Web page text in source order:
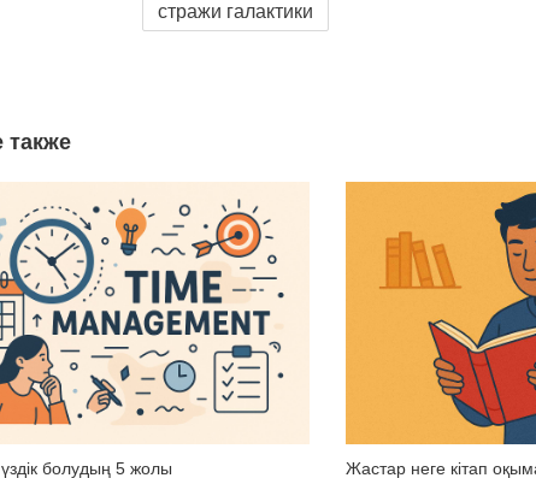
стражи галактики
также
үздік болудың 5 жолы Жастар неге кітап